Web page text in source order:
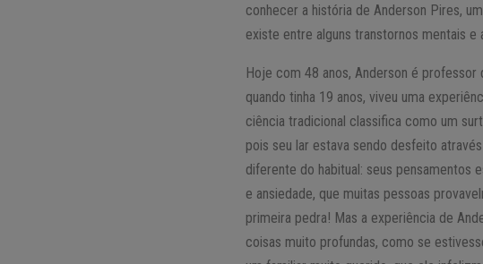
conhecer a história de Anderson Pires,
existe entre alguns transtornos mentais e
Hoje com 48 anos, Anderson é
quando tinha 19 anos, viveu uma
ciência tradicional classifica como um
pois seu lar estava sendo desfeito
diferente do habitual: seus pensamentos
e ansiedade, que muitas pessoas
primeira pedra! Mas a experiência de
coisas muito profundas, como se